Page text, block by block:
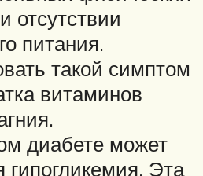
отсутствии
питания.
такой симптом
витаминов
диабете может
гипогликемия. Эта